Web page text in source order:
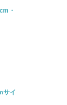
・
サイ